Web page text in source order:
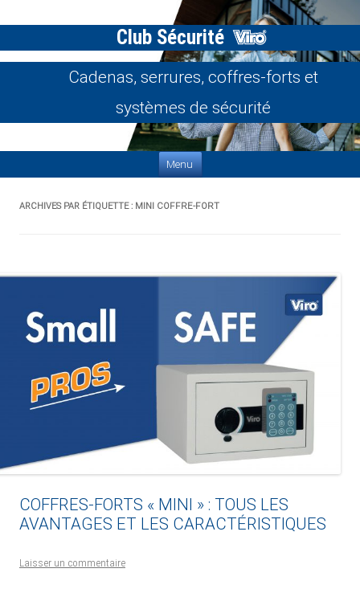
Club Sécurité
Cadenas, serrures, coffres-forts et
systèmes de sécurité
Menu
ARCHIVES PAR ÉTIQUETTE : MINI COFFRE-FORT
COFFRES-FORTS « MINI » : TOUS LES
AVANTAGES ET LES CARACTÉRISTIQUES
Laisser un commentaire